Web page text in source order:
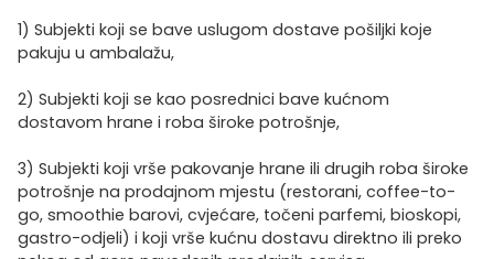
1) Subjekti koji se bave uslugom dostave pošiljki koje
pakuju u ambalažu,
2) Subjekti koji se kao posrednici bave kućnom
dostavom hrane i roba široke potrošnje,
3) Subjekti koji vrše pakovanje hrane ili drugih roba široke
potrošnje na prodajnom mjestu (restorani, coffee-to-
go, smoothie barovi, cvjećare, točeni parfemi, bioskopi,
gastro-odjeli) i koji vrše kućnu dostavu direktno ili preko